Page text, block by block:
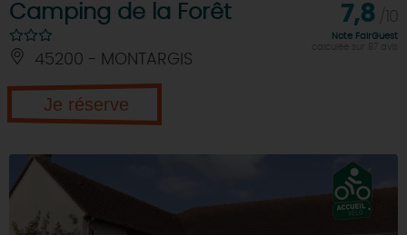
Camping de la Forêt
45200 - MONTARGIS
7,8
Note FairGuest
Je réserve